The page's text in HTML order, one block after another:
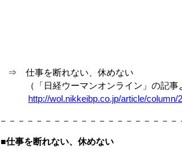
⇒ 仕事を断れない、休めない
（「日経ウーマンオンライン」の記事
http://wol.nikkeibp.co.jp/article/column/
－－－－－－－－－－－－－－－－－－－
■仕事を断れない、休めない